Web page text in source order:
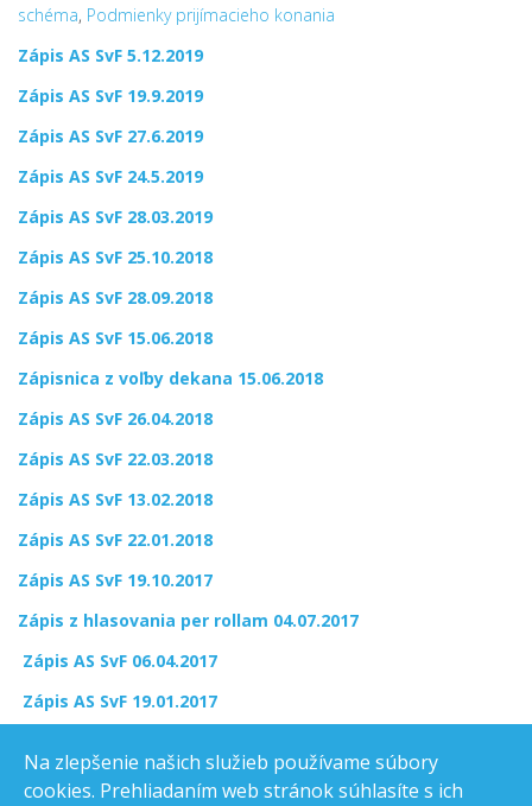
schéma, Podmienky prijímacieho konania
Zápis AS SvF 5.12.2019
Zápis AS SvF 19.9.2019
Zápis AS SvF 27.6.2019
Zápis AS SvF 24.5.2019
Zápis AS SvF 28.03.2019
Zápis AS SvF 25.10.2018
Zápis AS SvF 28.09.2018
Zápis AS SvF 15.06.2018
Zápisnica z voľby dekana 15.06.2018
Zápis AS SvF 26.04.2018
Zápis AS SvF 22.03.2018
Zápis AS SvF 13.02.2018
Zápis AS SvF 22.01.2018
Zápis AS SvF 19.10.2017
Zápis z hlasovania per rollam 04.07.2017
Zápis AS SvF 06.04.2017
Zápis AS SvF 19.01.2017
Zápis z hlasovania per rollam 10.06.2016
Na zlepšenie našich služieb používame súbory
cookies. Prehliadaním web stránok súhlasíte s ich